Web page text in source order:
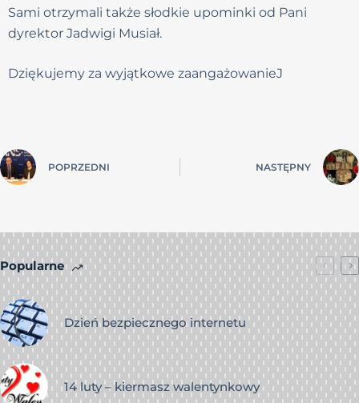
Sami otrzymali także słodkie upominki od Pani
dyrektor Jadwigi Musiał.
Dziękujemy za wyjątkowe zaangażowanieJ
POPRZEDNI NASTĘPNY
Popularne
Dzień bezpiecznego internetu
14 luty – kiermasz walentynkowy